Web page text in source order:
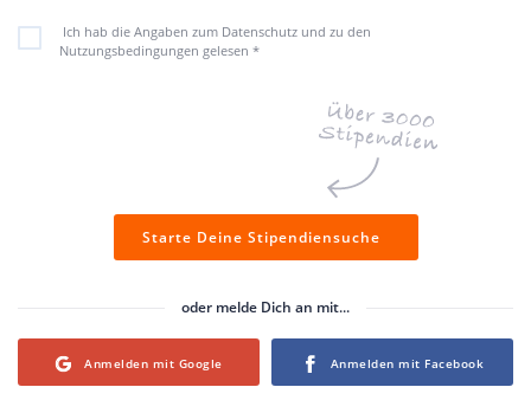
Ich hab die Angaben zum Datenschutz und zu den
Nutzungsbedingungen gelesen *
Starte Deine Stipendiensuche
oder melde Dich an mit...
Login with Google Login with Facebook